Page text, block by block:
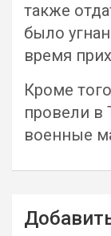
также
было
время
Кроме
провели в
военные
Навигация